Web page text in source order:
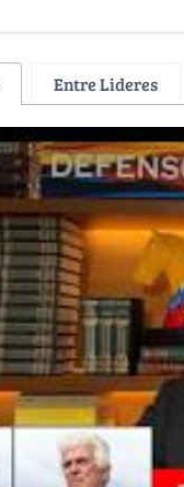
Entre Lideres